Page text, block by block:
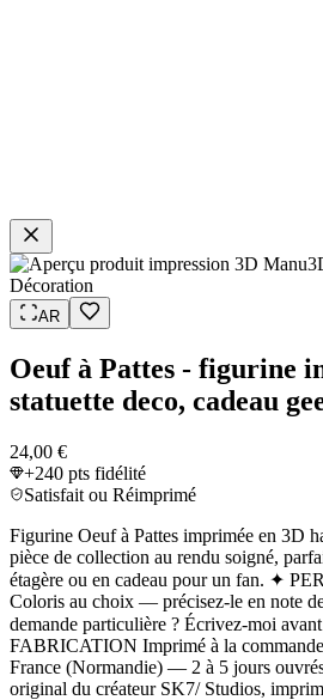
Décoration
AR
Oeuf à Pattes - figurine
statuette deco, cadeau
24,00 €
+240 pts fidélité
Satisfait ou Réimprimé
Figurine Oeuf à Pattes imprimée en 3D
pièce de collection au rendu soigné,
étagère ou en cadeau pour un fan. ✦
Coloris au choix — précisez-le en note
demande particulière ? Écrivez-moi
FABRICATION Imprimé à la
France (Normandie) — 2 à 5 jours
original du créateur SK7/ Studios,